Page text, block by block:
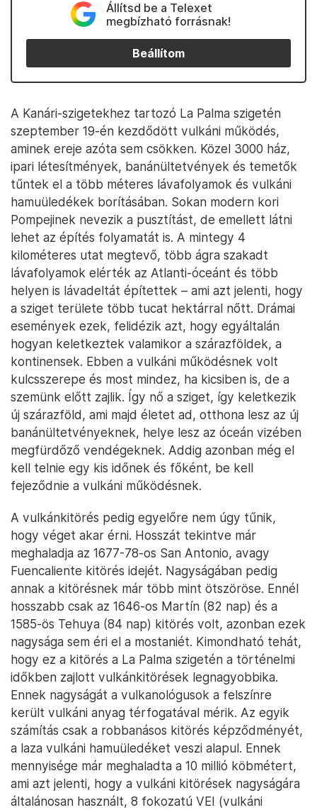
Állítsd be a Telexet
megbízható forrásnak!
Beállítom
A Kanári-szigetekhez tartozó La Palma szigetén
szeptember 19-én kezdődött vulkáni működés,
aminek ereje azóta sem csökken. Közel 3000 ház,
ipari létesítmények, banánültetvények és temetők
tűntek el a több méteres lávafolyamok és vulkáni
hamuüledékek borításában. Sokan modern kori
Pompejinek nevezik a pusztítást, de emellett látni
lehet az építés folyamatát is. A mintegy 4
kilométeres utat megtevő, több ágra szakadt
lávafolyamok elérték az Atlanti-óceánt és több
helyen is lávadeltát építettek – ami azt jelenti, hogy
a sziget területe több tucat hektárral nőtt. Drámai
események ezek, felidézik azt, hogy egyáltalán
hogyan keletkeztek valamikor a szárazföldek, a
kontinensek. Ebben a vulkáni működésnek volt
kulcsszerepe és most mindez, ha kicsiben is, de a
szemünk előtt zajlik. Így nő a sziget, így keletkezik
új szárazföld, ami majd életet ad, otthona lesz az új
banánültetvényeknek, helye lesz az óceán vizében
megfürdőző vendégeknek. Addig azonban még el
kell telnie egy kis időnek és főként, be kell
fejeződnie a vulkáni működésnek.
A vulkánkitörés pedig egyelőre nem úgy tűnik,
hogy véget akar érni. Hosszát tekintve már
meghaladja az 1677-78-os San Antonio, avagy
Fuencaliente kitörés idejét. Nagyságában pedig
annak a kitörésnek már több mint ötszöröse. Ennél
hosszabb csak az 1646-os Martín (82 nap) és a
1585-ös Tehuya (84 nap) kitörés volt, azonban ezek
nagysága sem éri el a mostaniét. Kimondható tehát,
hogy ez a kitörés a La Palma szigetén a történelmi
időkben zajlott vulkánkitörések legnagyobbika.
Ennek nagyságát a vulkanológusok a felszínre
került vulkáni anyag térfogatával mérik. Az egyik
számítás csak a robbanásos kitörés képződményét,
a laza vulkáni hamuüledéket veszi alapul. Ennek
mennyisége már meghaladta a 10 millió köbmétert,
ami azt jelenti, hogy a vulkáni kitörések nagyságára
általánosan használt, 8 fokozatú VEI (vulkáni